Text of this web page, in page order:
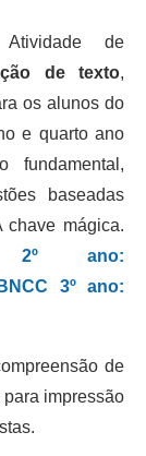
de
de texto,
os alunos do
e quarto ano
fundamental,
baseadas
chave mágica.
2º ano:
BNCC 3º ano:
de
impressão